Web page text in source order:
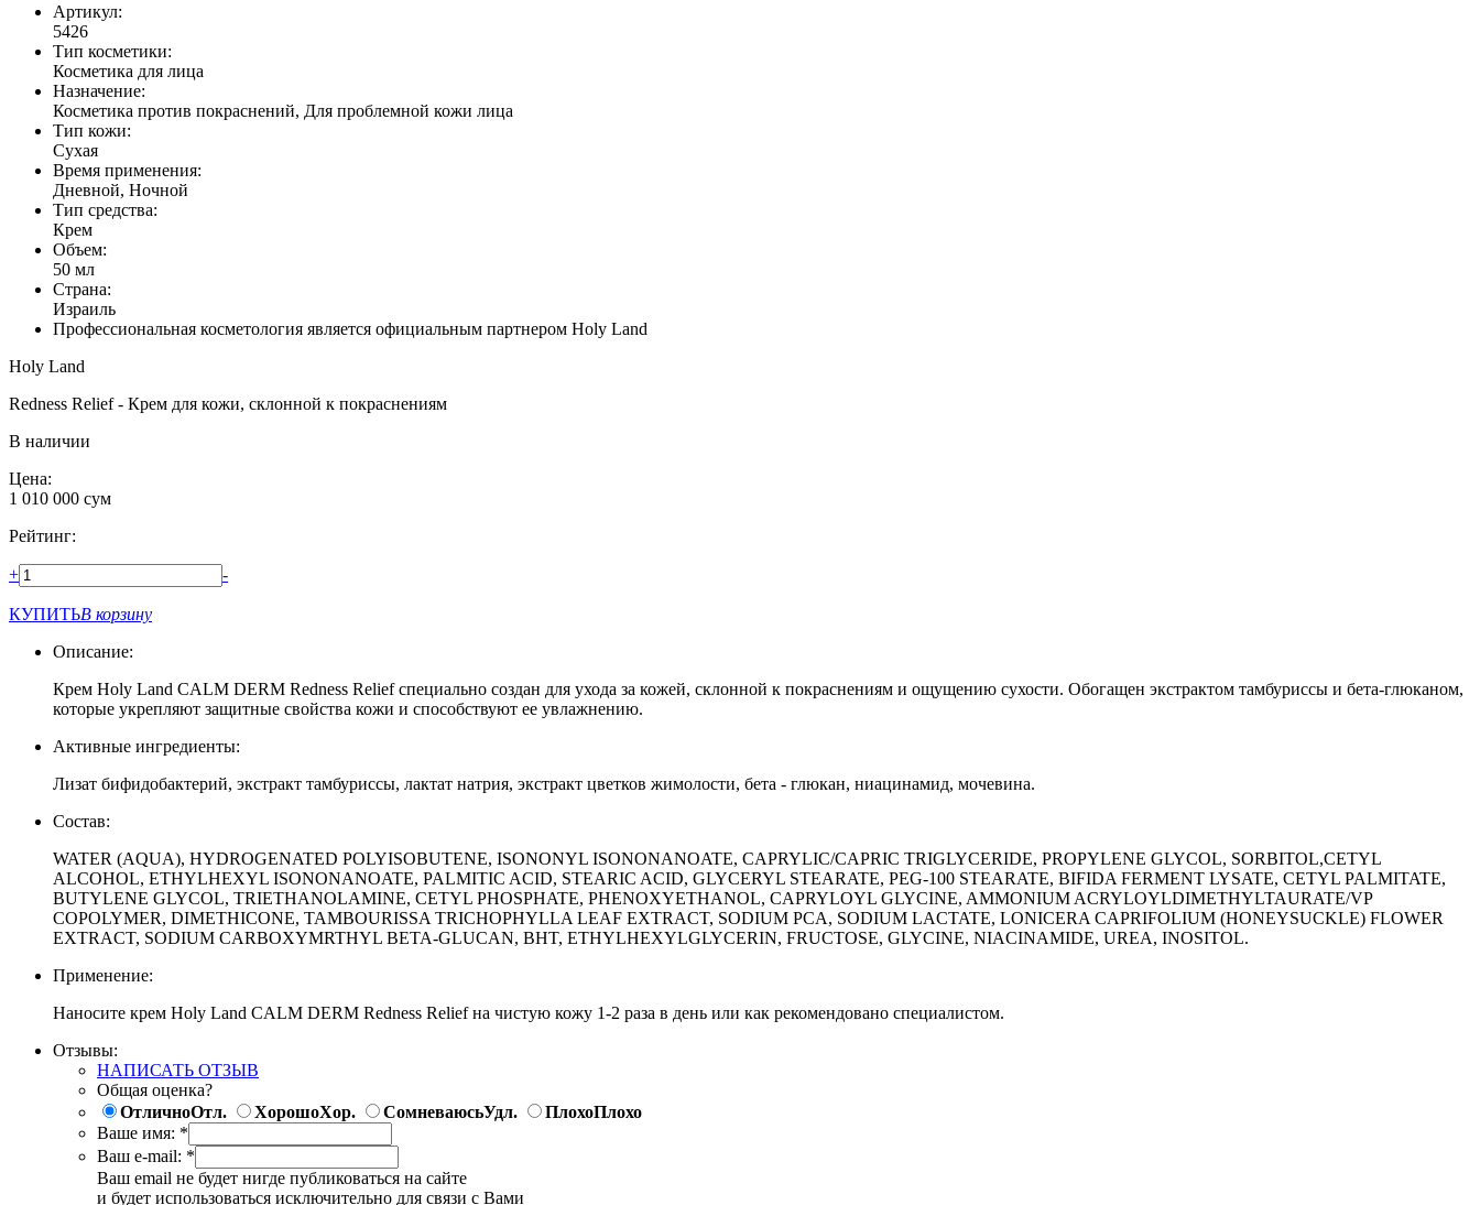
Артикул:
5426
Тип косметики:
Косметика для лица
Назначение:
Косметика против покраснений, Для проблемной кожи лица
Тип кожи:
Сухая
Время применения:
Дневной, Ночной
Тип средства:
Крем
Объем:
50 мл
Страна:
Израиль
Профессиональная косметология является официальным партнером Holy Land
Holy Land
Redness Relief - Крем для кожи, склонной к покраснениям
В наличии
Цена:
1 010 000 сум
Рейтинг:
+ -
КУПИТЬВ корзину
Описание:
Крем Holy Land CALM DERM Redness Relief специально создан для ухода за кожей, склонной к покраснениям и ощущению сухости. Обогащен экстрактом тамбуриссы и бета-глюканом,
которые укрепляют защитные свойства кожи и способствуют ее увлажнению.
Активные ингредиенты:
Лизат бифидобактерий, экстракт тамбуриссы, лактат натрия, экстракт цветков жимолости, бета - глюкан, ниацинамид, мочевина.
Состав:
WATER (AQUA), HYDROGENATED POLYISOBUTENE, ISONONYL ISONONANOATE, CAPRYLIC/CAPRIC TRIGLYCERIDE, PROPYLENE GLYCOL, SORBITOL,CETYL
ALCOHOL, ETHYLHEXYL ISONONANOATE, PALMITIC ACID, STEARIC ACID, GLYCERYL STEARATE, PEG-100 STEARATE, BIFIDA FERMENT LYSATE, CETYL PALMITATE,
BUTYLENE GLYCOL, TRIETHANOLAMINE, CETYL PHOSPHATE, PHENOXYETHANOL, CAPRYLOYL GLYCINE, AMMONIUM ACRYLOYLDIMETHYLTAURATE/VP
COPOLYMER, DIMETHICONE, TAMBOURISSA TRICHOPHYLLA LEAF EXTRACT, SODIUM PCA, SODIUM LACTATE, LONICERA CAPRIFOLIUM (HONEYSUCKLE) FLOWER
EXTRACT, SODIUM CARBOXYMRTHYL BETA-GLUCAN, BHT, ETHYLHEXYLGLYCERIN, FRUCTOSE, GLYCINE, NIACINAMIDE, UREA, INOSITOL.
Применение:
Наносите крем Holy Land CALM DERM Redness Relief на чистую кожу 1-2 раза в день или как рекомендовано специалистом.
Отзывы:
НАПИСАТЬ ОТЗЫВ
Общая оценка?
ОтличноОтл. ХорошоХор. СомневаюсьУдл. ПлохоПлохо
Ваше имя: *
Ваш e-mail: *
Ваш email не будет нигде публиковаться на сайте
и будет использоваться исключительно для связи с Вами